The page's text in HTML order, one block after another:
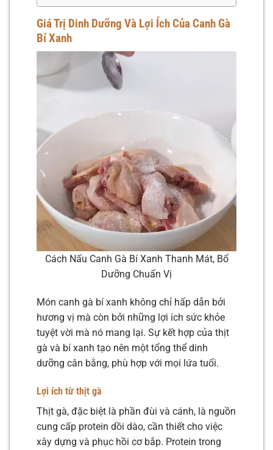
Giá Trị Dinh Dưỡng Và Lợi Ích Của Canh Gà
Bí Xanh
Cách Nấu Canh Gà Bí Xanh Thanh Mát, Bổ
Dưỡng Chuẩn Vị
Món canh gà bí xanh không chỉ hấp dẫn bởi
hương vị mà còn bởi những lợi ích sức khỏe
tuyệt vời mà nó mang lại. Sự kết hợp của thịt
gà và bí xanh tạo nên một tổng thể dinh
dưỡng cân bằng, phù hợp với mọi lứa tuổi.
Lợi ích từ thịt gà
Thịt gà, đặc biệt là phần đùi và cánh, là nguồn
cung cấp protein dồi dào, cần thiết cho việc
xây dựng và phục hồi cơ bắp. Protein trong